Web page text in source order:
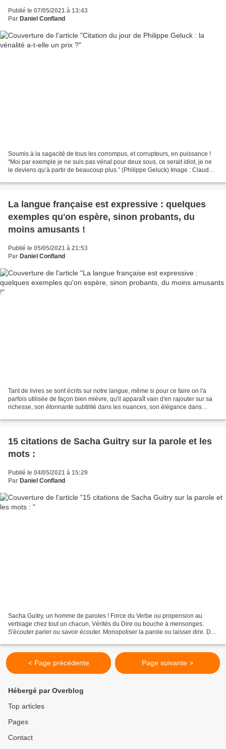
Publié le 07/05/2021 à 13:43
Par Daniel Confland
Soumis à la sagacité de tous les corrompus, et corrupteurs, en puissance !
“Moi par exemple je ne suis pas vénal pour deux sous, ce serait idiot, je ne
le deviens qu’à partir de beaucoup plus.” (Philippe Geluck) Image : Claude
La langue française est expressive : quelques
exemples qu'on espère, sinon probants, du
moins amusants !
Publié le 05/05/2021 à 21:53
Par Daniel Confland
Tant de livres se sont écrits sur notre langue, même si pour ce faire on l'a
parfois utilisée de façon bien mièvre, qu'il apparaît vain d'en rajouter sur sa
richesse, son étonnante subtilité dans les nuances, son élégance dans
15 citations de Sacha Guitry sur la parole et les
mots :
Publié le 04/05/2021 à 15:29
Par Daniel Confland
Sacha Guitry, un homme de paroles ! Force du Verbe ou propension au
verbiage chez tout un chacun, Vérités du Dire ou bouche à mensonges.
S'écouter parler ou savoir écouter. Monopoliser la parole ou laisser dire. Du
< Page précédente Page suivante >
Hébergé par Overblog
Top articles
Pages
Contact